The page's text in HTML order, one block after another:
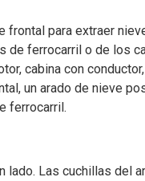
para extraer
ferrocarril o de los
cabina con
un arado de nieve
ferrocarril.
Las cuchillas del